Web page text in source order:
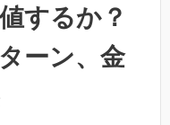
するか？
ーン、金